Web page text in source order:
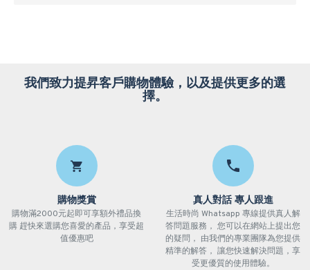
我們致力提昇客戶購物體驗，以及提供更多的選
擇。
購物獎賞
購物滿2000元起即可享額外禮品換
購 趕快來選購您喜愛的產品，享受超
值優惠吧
真人對話 專人跟進
生活時尚 Whatsapp 專線提供真人解
答問題服務， 您可以在網站上提出您
的疑問， 由我們的專業團隊為您提供
精準的解答， 讓您快速解決問題，享
受更優質的使用體驗。